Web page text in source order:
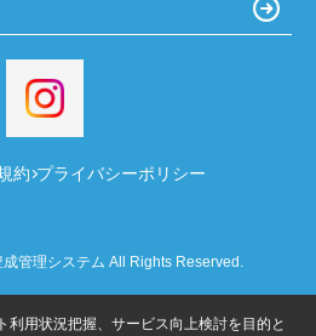
約 プライバシーポリシー
管理システム All Rights Reserved.
利用状況把握、サービス向上検討を目的と